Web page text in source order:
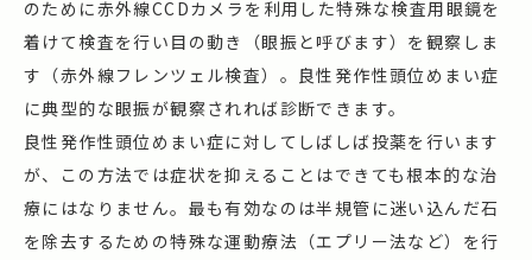
のために赤外線CCDカメラを利用した特殊な検査用眼鏡を
着けて検査を行い目の動き（眼振と呼びます）を観察しま
す（赤外線フレンツェル検査）。良性発作性頭位めまい症
に典型的な眼振が観察されれば診断できます。
良性発作性頭位めまい症に対してしばしば投薬を行います
が、この方法では症状を抑えることはできても根本的な治
療にはなりません。最も有効なのは半規管に迷い込んだ石
を除去するための特殊な運動療法（エプリー法など）を行